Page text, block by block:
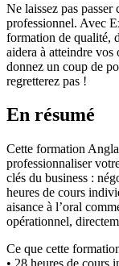
Ne laissez pas
professionnel. Avec
formation de qualité,
aidera à atteindre vos
donnez un coup de
regretterez pas !
En résumé
Cette formation
professionnaliser
clés du business :
heures de cours
aisance à l’oral
opérationnel,
Ce que cette